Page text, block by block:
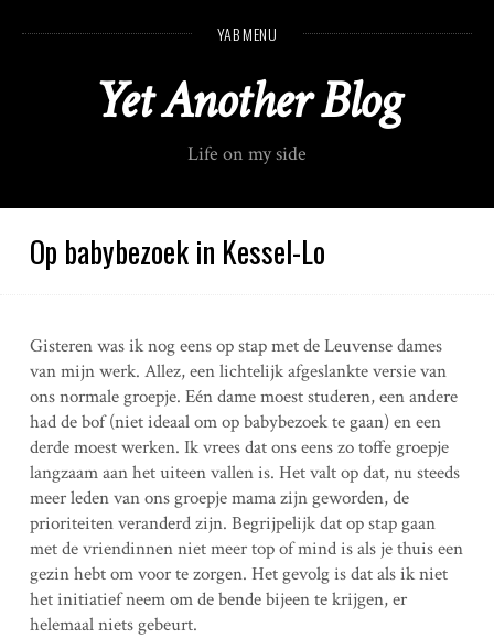
n
YAB MENU
Yet Another Blog
Life on my side
Op babybezoek in Kessel-Lo
Gisteren was ik nog eens op stap met de Leuvense dames
van mijn werk. Allez, een lichtelijk afgeslankte versie van
ons normale groepje. Eén dame moest studeren, een andere
had de bof (niet ideaal om op babybezoek te gaan) en een
derde moest werken. Ik vrees dat ons eens zo toffe groepje
langzaam aan het uiteen vallen is. Het valt op dat, nu steeds
meer leden van ons groepje mama zijn geworden, de
prioriteiten veranderd zijn. Begrijpelijk dat op stap gaan
met de vriendinnen niet meer top of mind is als je thuis een
gezin hebt om voor te zorgen. Het gevolg is dat als ik niet
het initiatief neem om de bende bijeen te krijgen, er
helemaal niets gebeurt.